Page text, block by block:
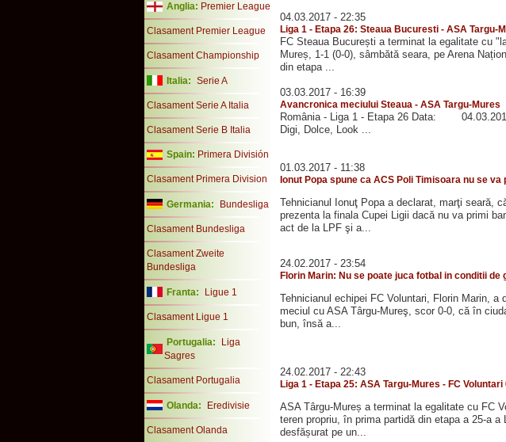
Anglia: Premier League
Clasament Premier League
Clasament Championship
Italia: Serie A
Clasament Serie A Italia
Clasament Serie B Italia
Spain: Primera División
Clasament Primera Division
Germania: Bundesliga
Clasament Bundesliga
Clasament Zweite
Bundesliga
Franta: Ligue 1
Clasament Ligue 1
Portugalia:
Liga
Sagres
Clasament Portugalia
Olanda: Eredivisie
Clasament Olanda
04.03.2017 - 22:35
Liga 1 - Etapa 26: Steaua Bucuresti - ASA Targu-
FC Steaua București a terminat la egalitate cu
Mureș, 1-1 (0-0), sâmbătă seara, pe Arena
din etapa ...
03.03.2017 - 16:39
Avancronica meciului Steaua - ASA Targu-Mures
România - Liga 1 - Etapa 26 Data:
Digi, Dolce, Look ...
01.03.2017 - 11:38
Ionut Popa spune ca ACS Poli Timisoara nu se
Tehnicianul Ionuţ Popa a declarat, marţi seară,
prezenta la finala Cupei Ligii dacă nu va primi
act de la LPF şi a...
24.02.2017 - 23:54
Florin Marin: Nu se poate juca fotbal in conditii de
Tehnicianul echipei FC Voluntari, Florin Marin, a
meciul cu ASA Târgu-Mureş, scor 0-0, că în
bun, însă a...
24.02.2017 - 22:43
Liga 1 - Etapa 25: ASA Targu-Mures - FC Voluntari
ASA Târgu-Mureș a terminat la egalitate cu FC
teren propriu, în prima partidă din etapa a 25-a
desfășurat pe un...